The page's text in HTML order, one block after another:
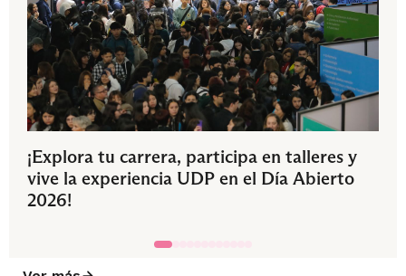
¡Explora tu carrera, participa en talleres y
vive la experiencia UDP en el Día Abierto
2026!